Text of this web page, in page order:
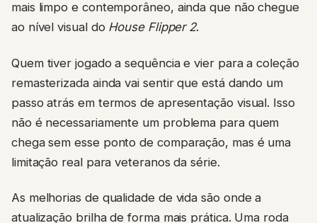
mais limpo e contemporâneo, ainda que não chegue
ao nível visual do House Flipper 2.
Quem tiver jogado a sequência e vier para a coleção
remasterizada ainda vai sentir que está dando um
passo atrás em termos de apresentação visual. Isso
não é necessariamente um problema para quem
chega sem esse ponto de comparação, mas é uma
limitação real para veteranos da série.
As melhorias de qualidade de vida são onde a
atualização brilha de forma mais prática. Uma roda